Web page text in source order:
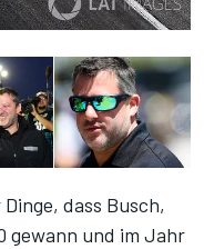
dass Busch,
gewann und im Jahr